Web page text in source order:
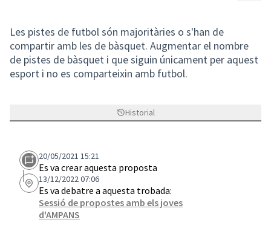
Les pistes de futbol són majoritàries o s'han de
compartir amb les de bàsquet. Augmentar el nombre
de pistes de bàsquet i que siguin únicament per aquest
esport i no es comparteixin amb futbol.
Historial
20/05/2021 15:21
Es va crear aquesta proposta
13/12/2022 07:06
Es va debatre a aquesta trobada:
Sessió de propostes amb els joves
d'AMPANS